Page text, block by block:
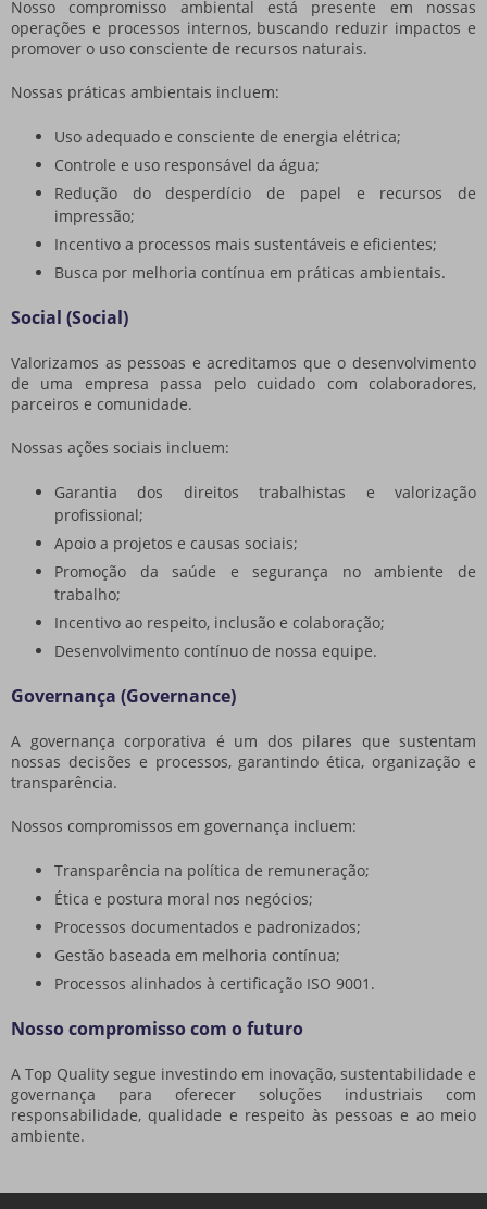
Nosso compromisso ambiental está presente em nossas
operações e processos internos, buscando reduzir impactos e
promover o uso consciente de recursos naturais.
Nossas práticas ambientais incluem:
Uso adequado e consciente de energia elétrica;
Controle e uso responsável da água;
Redução do desperdício de papel e recursos de
impressão;
Incentivo a processos mais sustentáveis e eficientes;
Busca por melhoria contínua em práticas ambientais.
Social (Social)
Valorizamos as pessoas e acreditamos que o desenvolvimento
de uma empresa passa pelo cuidado com colaboradores,
parceiros e comunidade.
Nossas ações sociais incluem:
Garantia dos direitos trabalhistas e valorização
profissional;
Apoio a projetos e causas sociais;
Promoção da saúde e segurança no ambiente de
trabalho;
Incentivo ao respeito, inclusão e colaboração;
Desenvolvimento contínuo de nossa equipe.
Governança (Governance)
A governança corporativa é um dos pilares que sustentam
nossas decisões e processos, garantindo ética, organização e
transparência.
Nossos compromissos em governança incluem:
Transparência na política de remuneração;
Ética e postura moral nos negócios;
Processos documentados e padronizados;
Gestão baseada em melhoria contínua;
Processos alinhados à certificação ISO 9001.
Nosso compromisso com o futuro
A Top Quality segue investindo em inovação, sustentabilidade e
governança para oferecer soluções industriais com
responsabilidade, qualidade e respeito às pessoas e ao meio
ambiente.